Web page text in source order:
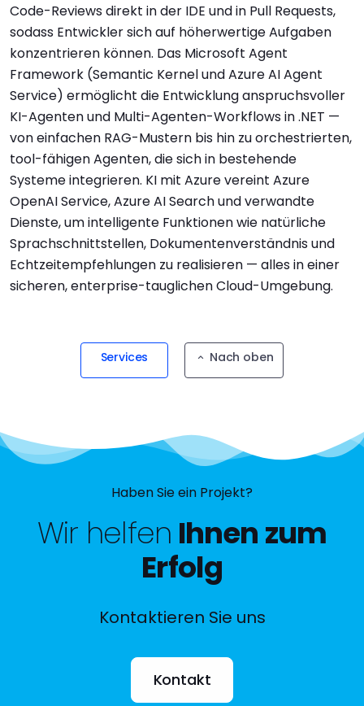
Code-Reviews direkt in der IDE und in Pull Requests,
sodass Entwickler sich auf höherwertige Aufgaben
konzentrieren können. Das Microsoft Agent
Framework (Semantic Kernel und Azure AI Agent
Service) ermöglicht die Entwicklung anspruchsvoller
KI-Agenten und Multi-Agenten-Workflows in .NET —
von einfachen RAG-Mustern bis hin zu orchestrierten,
tool-fähigen Agenten, die sich in bestehende
Systeme integrieren. KI mit Azure vereint Azure
OpenAI Service, Azure AI Search und verwandte
Dienste, um intelligente Funktionen wie natürliche
Sprachschnittstellen, Dokumentenverständnis und
Echtzeitempfehlungen zu realisieren — alles in einer
sicheren, enterprise-tauglichen Cloud-Umgebung.
Services Nach oben
Haben Sie ein Projekt?
Wir helfen Ihnen zum
Erfolg
Kontaktieren Sie uns
Kontakt